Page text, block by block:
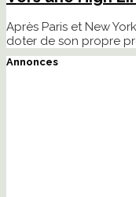
Après Paris et New
doter de son propre
Annonces